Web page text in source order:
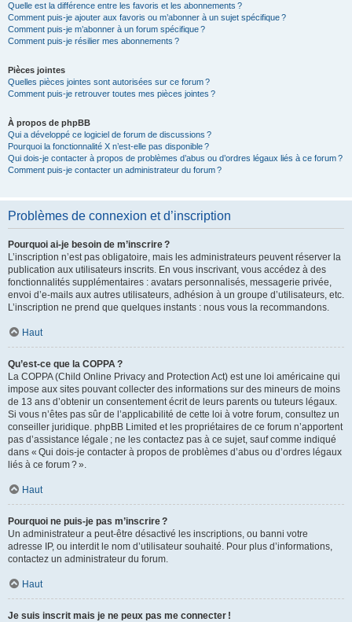
Quelle est la différence entre les favoris et les abonnements ?
Comment puis-je ajouter aux favoris ou m’abonner à un sujet spécifique ?
Comment puis-je m’abonner à un forum spécifique ?
Comment puis-je résilier mes abonnements ?
Pièces jointes
Quelles pièces jointes sont autorisées sur ce forum ?
Comment puis-je retrouver toutes mes pièces jointes ?
À propos de phpBB
Qui a développé ce logiciel de forum de discussions ?
Pourquoi la fonctionnalité X n’est-elle pas disponible ?
Qui dois-je contacter à propos de problèmes d’abus ou d’ordres légaux liés à ce forum ?
Comment puis-je contacter un administrateur du forum ?
Problèmes de connexion et d’inscription
Pourquoi ai-je besoin de m’inscrire ?
L’inscription n’est pas obligatoire, mais les administrateurs peuvent réserver la
publication aux utilisateurs inscrits. En vous inscrivant, vous accédez à des
fonctionnalités supplémentaires : avatars personnalisés, messagerie privée,
envoi d’e-mails aux autres utilisateurs, adhésion à un groupe d’utilisateurs, etc.
L’inscription ne prend que quelques instants : nous vous la recommandons.
Haut
Qu’est-ce que la COPPA ?
La COPPA (Child Online Privacy and Protection Act) est une loi américaine qui
impose aux sites pouvant collecter des informations sur des mineurs de moins
de 13 ans d’obtenir un consentement écrit de leurs parents ou tuteurs légaux.
Si vous n’êtes pas sûr de l’applicabilité de cette loi à votre forum, consultez un
conseiller juridique. phpBB Limited et les propriétaires de ce forum n’apportent
pas d’assistance légale ; ne les contactez pas à ce sujet, sauf comme indiqué
dans « Qui dois-je contacter à propos de problèmes d’abus ou d’ordres légaux
liés à ce forum ? ».
Haut
Pourquoi ne puis-je pas m’inscrire ?
Un administrateur a peut-être désactivé les inscriptions, ou banni votre
adresse IP, ou interdit le nom d’utilisateur souhaité. Pour plus d’informations,
contactez un administrateur du forum.
Haut
Je suis inscrit mais je ne peux pas me connecter !